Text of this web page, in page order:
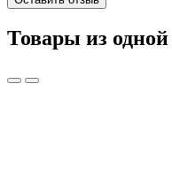
Товары из одной